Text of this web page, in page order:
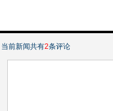
当前新闻共有2条评论